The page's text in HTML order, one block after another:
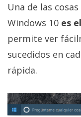
privacidad
/
Aviso
Legal
El medio de
digital donde
encontrarás
todas las
Una de las
Windows 10 es
permite ver
sucedidos en
rápida.